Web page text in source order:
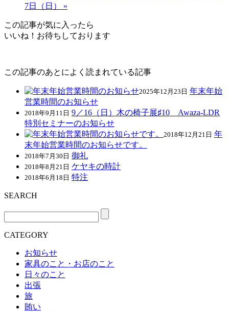
7日（日） »
この記事が気に入ったら
いいね！お待ちしております
この記事のあとによく読まれている記事
2025年12月23日 年末年始
営業時間のお知らせ
2018年9月11日 9／16（日）木の椅子展♯10 Awaza-LDR
特別セミナーのお知らせ
2018年12月21日 年
末年始営業時間のお知らせです。
2018年7月30日 御礼
2018年8月21日 ケヤキの時計
2018年6月18日 特注
SEARCH
CATEGORY
お知らせ
家具のこと・お店のこと
日々のこと
出張
旅
賄い